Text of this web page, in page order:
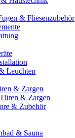
& Fliesenzubehör
Leuchten
& Zargen
& Zargen
& Zubehör
& Sauna